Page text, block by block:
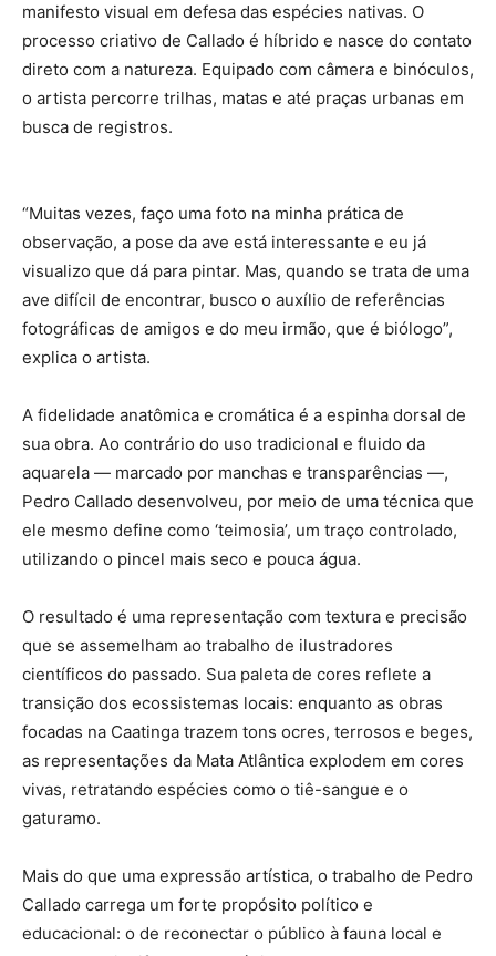
manifesto visual em defesa das espécies nativas. O
processo criativo de Callado é híbrido e nasce do contato
direto com a natureza. Equipado com câmera e binóculos,
o artista percorre trilhas, matas e até praças urbanas em
busca de registros.
“Muitas vezes, faço uma foto na minha prática de
observação, a pose da ave está interessante e eu já
visualizo que dá para pintar. Mas, quando se trata de uma
ave difícil de encontrar, busco o auxílio de referências
fotográficas de amigos e do meu irmão, que é biólogo”,
explica o artista.
A fidelidade anatômica e cromática é a espinha dorsal de
sua obra. Ao contrário do uso tradicional e fluido da
aquarela — marcado por manchas e transparências —,
Pedro Callado desenvolveu, por meio de uma técnica que
ele mesmo define como ‘teimosia’, um traço controlado,
utilizando o pincel mais seco e pouca água.
O resultado é uma representação com textura e precisão
que se assemelham ao trabalho de ilustradores
científicos do passado. Sua paleta de cores reflete a
transição dos ecossistemas locais: enquanto as obras
focadas na Caatinga trazem tons ocres, terrosos e beges,
as representações da Mata Atlântica explodem em cores
vivas, retratando espécies como o tiê-sangue e o
gaturamo.
Mais do que uma expressão artística, o trabalho de Pedro
Callado carrega um forte propósito político e
educacional: o de reconectar o público à fauna local e